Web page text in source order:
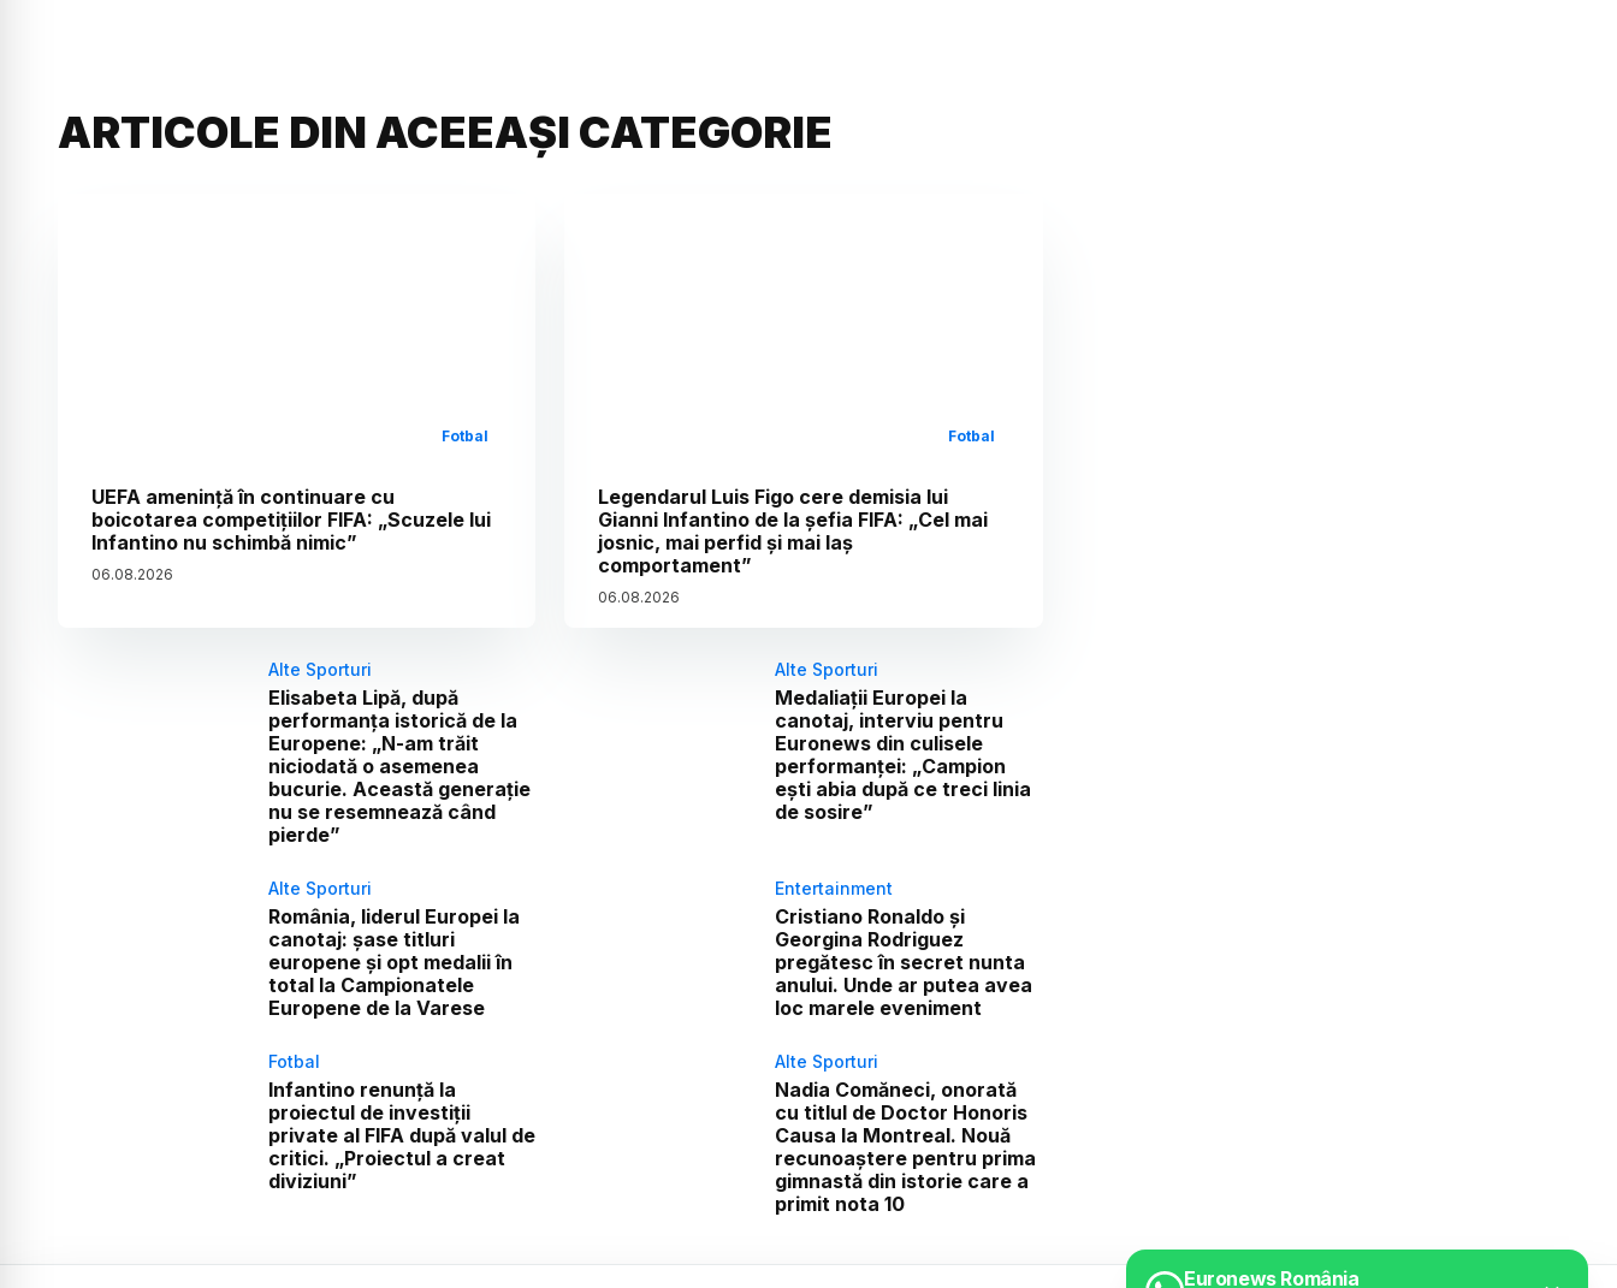
Euronews România
ARTICOLE DIN ACEEAȘI CATEGORIE
Fotbal
UEFA amenință în continuare cu
boicotarea competițiilor FIFA: „Scuzele lui
Infantino nu schimbă nimic”
06.08.2026
Fotbal
Legendarul Luis Figo cere demisia lui
Gianni Infantino de la șefia FIFA: „Cel mai
josnic, mai perfid și mai laș
comportament”
06.08.2026
Alte Sporturi
Elisabeta Lipă, după
performanța istorică de la
Europene: „N-am trăit
niciodată o asemenea
bucurie. Această generație
nu se resemnează când
pierde”
Alte Sporturi
Medaliații Europei la
canotaj, interviu pentru
Euronews din culisele
performanței: „Campion
ești abia după ce treci linia
de sosire”
Alte Sporturi
România, liderul Europei la
canotaj: șase titluri
europene și opt medalii în
total la Campionatele
Europene de la Varese
Entertainment
Cristiano Ronaldo și
Georgina Rodriguez
pregătesc în secret nunta
anului. Unde ar putea avea
loc marele eveniment
Fotbal
Infantino renunță la
proiectul de investiții
private al FIFA după valul de
critici. „Proiectul a creat
diviziuni”
Alte Sporturi
Nadia Comăneci, onorată
cu titlul de Doctor Honoris
Causa la Montreal. Nouă
recunoaștere pentru prima
gimnastă din istorie care a
primit nota 10